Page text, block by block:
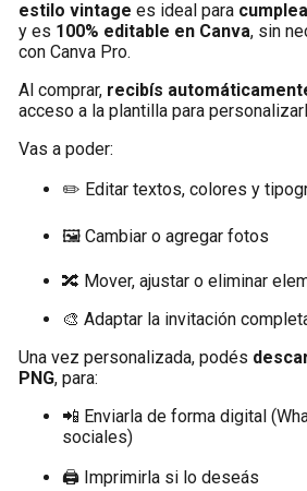
estilo vintage es ideal para
y es 100% editable en Canva, sin
con Canva Pro.
Al comprar, recibís
acceso a la plantilla para
Vas a poder:
✏️ Editar textos, colores y
🖼️ Cambiar o agregar fotos
🔀 Mover, ajustar o eliminar
🎨 Adaptar la invitación
Una vez personalizada, podés
PNG, para:
📲 Enviarla de forma digital
sociales)
🖨️ Imprimirla si lo deseás